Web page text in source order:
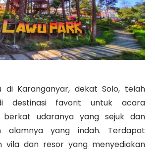
di Karanganyar, dekat Solo, telah
destinasi favorit untuk acara
berkat udaranya yang sejuk dan
alamnya yang indah. Terdapat
vila dan resor yang menyediakan